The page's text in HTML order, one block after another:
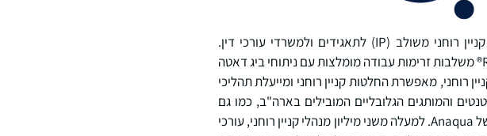
Anaqua, Inc (אנאקווה) היא ספקית מובילה של פתרונות ושירותי ניהול קניין רוחני משולב (IP) לתאגידים ולמשרדי עורכי דין.
פלטפורמות התוכנה לניהול קניין רוחני, AQX®, PATTSY WAVE® ו- RightHub® משלבות זרימות עבודה מומלצות עם ניתוחי ביג דאטה
רוחני, מאפשרת החלטות קניין רוחני ומייעלת תהליכי
לצרכי כל מגזר. כיום, כמעט מחצית מ-100 מגישי הפטנטים והמותגים הגלובליים המובילים בארה"ב, כמו גם
מספר הולך וגדל של משרדי עורכי דין ברחבי העולם, משתמשים בפתרונות של Anaqua. למעלה משני מיליון מנהלי קניין רוחני, עורכי